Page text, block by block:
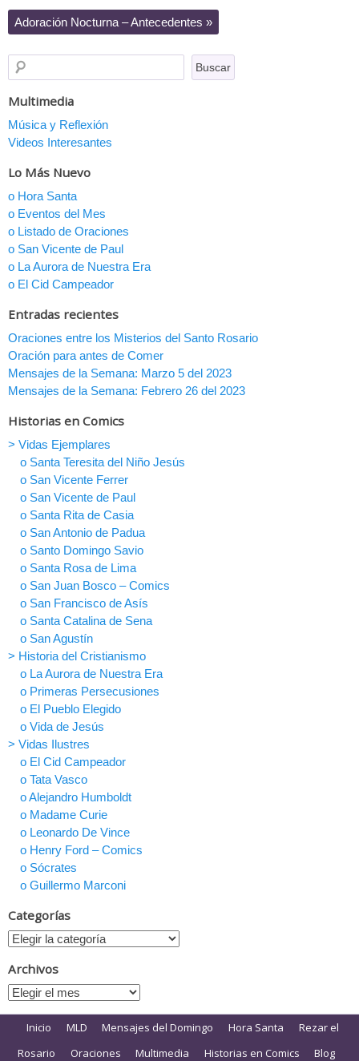
Adoración Nocturna – Antecedentes »
Multimedia
Música y Reflexión
Videos Interesantes
Lo Más Nuevo
o Hora Santa
o Eventos del Mes
o Listado de Oraciones
o San Vicente de Paul
o La Aurora de Nuestra Era
o El Cid Campeador
Entradas recientes
Oraciones entre los Misterios del Santo Rosario
Oración para antes de Comer
Mensajes de la Semana: Marzo 5 del 2023
Mensajes de la Semana: Febrero 26 del 2023
Historias en Comics
> Vidas Ejemplares
o Santa Teresita del Niño Jesús
o San Vicente Ferrer
o San Vicente de Paul
o Santa Rita de Casia
o San Antonio de Padua
o Santo Domingo Savio
o Santa Rosa de Lima
o San Juan Bosco – Comics
o San Francisco de Asís
o Santa Catalina de Sena
o San Agustín
> Historia del Cristianismo
o La Aurora de Nuestra Era
o Primeras Persecusiones
o El Pueblo Elegido
o Vida de Jesús
> Vidas Ilustres
o El Cid Campeador
o Tata Vasco
o Alejandro Humboldt
o Madame Curie
o Leonardo De Vince
o Henry Ford – Comics
o Sócrates
o Guillermo Marconi
Categorías
Archivos
Inicio MLD Mensajes del Domingo Hora Santa
Rezar el
Rosario
Oraciones Multimedia Historias en Comics Blog